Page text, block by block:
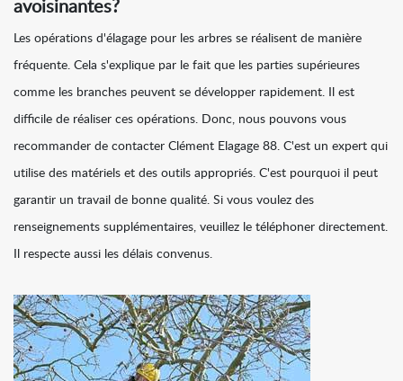
avoisinantes?
Les opérations d'élagage pour les arbres se réalisent de manière
fréquente. Cela s'explique par le fait que les parties supérieures
comme les branches peuvent se développer rapidement. Il est
difficile de réaliser ces opérations. Donc, nous pouvons vous
recommander de contacter Clément Elagage 88. C'est un expert qui
utilise des matériels et des outils appropriés. C'est pourquoi il peut
garantir un travail de bonne qualité. Si vous voulez des
renseignements supplémentaires, veuillez le téléphoner directement.
Il respecte aussi les délais convenus.